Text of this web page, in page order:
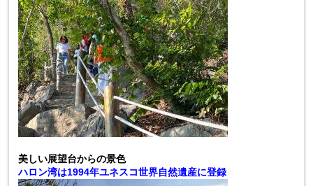
美しい展望台からの景色
ハロン湾は1994年ユネスコ世界自然遺産に登録